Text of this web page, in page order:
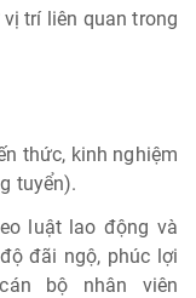
trí liên quan trong
thức, kinh nghiệm
tuyển).
luật lao động và
đãi ngộ, phúc lợi
bộ nhân viên